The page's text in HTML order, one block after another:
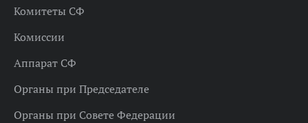
Комитеты СФ
Комиссии
Аппарат СФ
Органы при Председателе
Органы при Совете Федерации